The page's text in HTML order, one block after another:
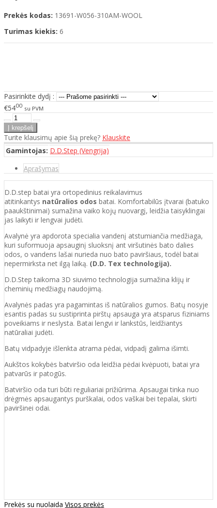
Prekės kodas: 13691-W056-310AM-WOOL
Turimas kiekis: 6
Pasirinkite dydį :
€5400 su PVM
Turite klausimų apie šią prekę? Klauskite
Gamintojas: D.D.Step (Vengrija)
Aprašymas
D.D.step batai yra ortopedinius reikalavimus
atitinkantys natūralios odos batai. Komfortabilūs įtvarai (batuko
paaukštinimai) sumažina vaiko kojų nuovargį, leidžia taisyklingai
jas laikyti ir lengvai judėti.
Avalynė yra apdorota specialia vandenį atstumiančia medžiaga,
kuri suformuoja apsauginį sluoksnį ant viršutinės bato dalies
odos, o vandens lašai nurieda nuo bato paviršiaus, todėl batai
nepermirksta net ilgą laiką. (D.D. Tex technologija).
D.D.Step taikoma 3D siuvimo technologija sumažina klijų ir
cheminių medžiagų naudojimą.
Avalynės padas yra pagamintas iš natūralios gumos. Batų nosyje
esantis padas su sustiprinta pirštų apsauga yra atsparus fiziniams
poveikiams ir neslysta. Batai lengvi ir lankstūs, leidžiantys
natūraliai judėti.
Batų vidpadyje išlenkta atrama pėdai, vidpadį galima išimti.
Aukštos kokybės batviršio oda leidžia pėdai kvėpuoti, batai yra
patvarūs ir patogūs.
Batviršio oda turi būti reguliariai prižiūrima. Apsaugai tinka nuo
drėgmės apsaugantys purškalai, odos vaškai bei tepalai, skirti
paviršinei odai.
Prekės su nuolaida Visos prekės